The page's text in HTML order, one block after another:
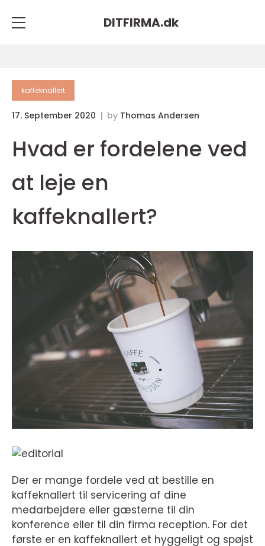
DITFIRMA.dk
kaffeknallert
17. September 2020 by Thomas Andersen
Hvad er fordelene ved
at leje en
kaffeknallert?
Der er mange fordele ved at bestille en
kaffeknallert til servicering af dine
medarbejdere eller gæsterne til din
konference eller til din firma reception. For det
første er en kaffeknallert et hyggeligt og spøjst